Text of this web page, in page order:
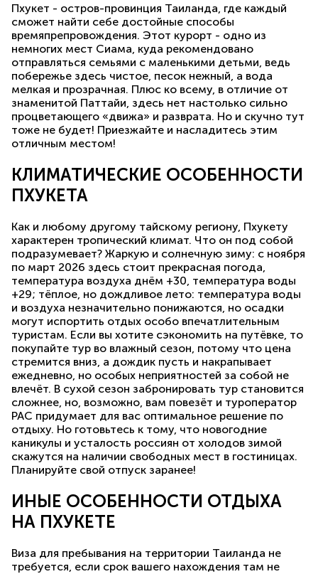
Пхукет - остров-провинция Таиланда, где каждый
сможет найти себе достойные способы
времяпрепровождения. Этот курорт - одно из
немногих мест Сиама, куда рекомендовано
отправляться семьями с маленькими детьми, ведь
побережье здесь чистое, песок нежный, а вода
мелкая и прозрачная. Плюс ко всему, в отличие от
знаменитой Паттайи, здесь нет настолько сильно
процветающего «движа» и разврата. Но и скучно тут
тоже не будет! Приезжайте и насладитесь этим
отличным местом!
КЛИМАТИЧЕСКИЕ ОСОБЕННОСТИ
ПХУКЕТА
Как и любому другому тайскому региону, Пхукету
характерен тропический климат. Что он под собой
подразумевает? Жаркую и солнечную зиму: с ноября
по март 2026 здесь стоит прекрасная погода,
температура воздуха днём +30, температура воды
+29; тёплое, но дождливое лето: температура воды
и воздуха незначительно понижаются, но осадки
могут испортить отдых особо впечатлительным
туристам. Если вы хотите сэкономить на путёвке, то
покупайте тур во влажный сезон, потому что цена
стремится вниз, а дождик пусть и накрапывает
ежедневно, но особых неприятностей за собой не
влечёт. В сухой сезон забронировать тур становится
сложнее, но, возможно, вам повезёт и туроператор
PAC придумает для вас оптимальное решение по
отдыху. Но готовьтесь к тому, что новогодние
каникулы и усталость россиян от холодов зимой
скажутся на наличии свободных мест в гостиницах.
Планируйте свой отпуск заранее!
ИНЫЕ ОСОБЕННОСТИ ОТДЫХА
НА ПХУКЕТЕ
Виза для пребывания на территории Таиланда не
требуется, если срок вашего нахождения там не